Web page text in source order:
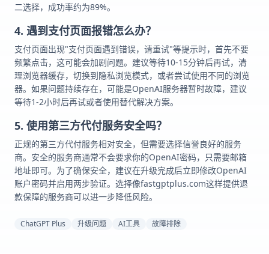
二选择，成功率约为89%。
4. 遇到支付页面报错怎么办？
支付页面出现"支付页面遇到错误，请重试"等提示时，首先不要
频繁点击，这可能会加剧问题。建议等待10-15分钟后再试，清
理浏览器缓存，切换到隐私浏览模式，或者尝试使用不同的浏览
器。如果问题持续存在，可能是OpenAI服务器暂时故障，建议
等待1-2小时后再试或者使用替代解决方案。
5. 使用第三方代付服务安全吗？
正规的第三方代付服务相对安全，但需要选择信誉良好的服务
商。安全的服务商通常不会要求你的OpenAI密码，只需要邮箱
地址即可。为了确保安全，建议在升级完成后立即修改OpenAI
账户密码并启用两步验证。选择像fastgptplus.com这样提供退
款保障的服务商可以进一步降低风险。
ChatGPT Plus 升级问题 AI工具 故障排除